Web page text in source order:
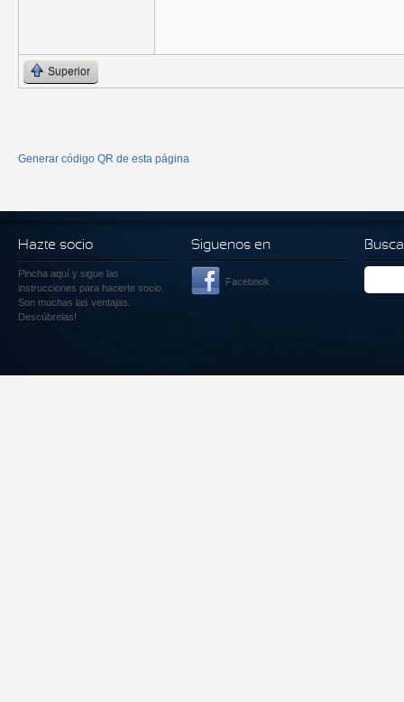
Superior
Generar código QR de esta página
Hazte socio
Pincha aquí y sigue las
instrucciones para hacerte socio.
Son muchas las ventajas.
Descúbrelas!
Siguenos en
Facebook